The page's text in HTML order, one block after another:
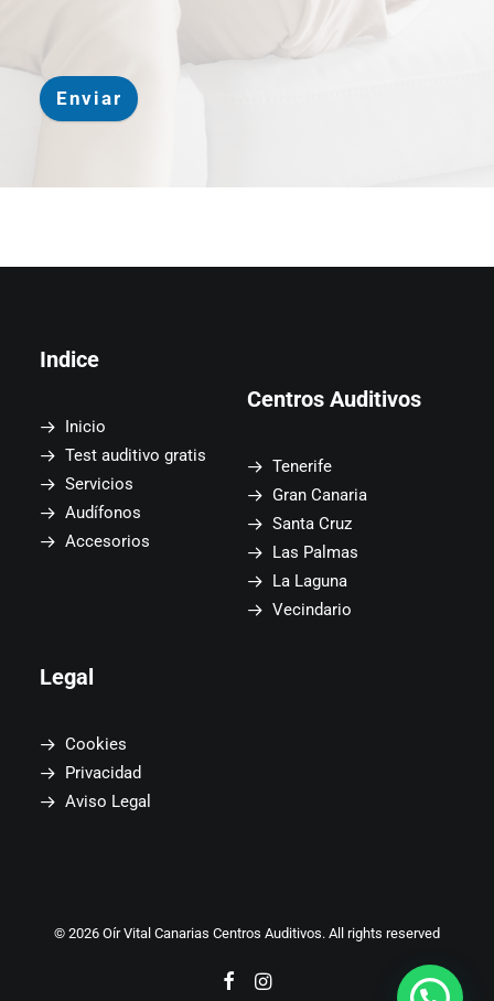
Enviar
Indice
Inicio
Test auditivo gratis
Servicios
Audífonos
Accesorios
Centros Auditivos
Tenerife
Gran Canaria
Santa Cruz
Las Palmas
La Laguna
Vecindario
Legal
Cookies
Privacidad
Aviso Legal
© 2026 Oír Vital Canarias Centros Auditivos. All rights reserved